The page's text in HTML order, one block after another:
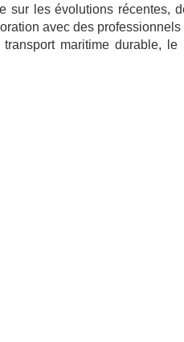
les évolutions récentes,
avec des professionnels
maritime durable,